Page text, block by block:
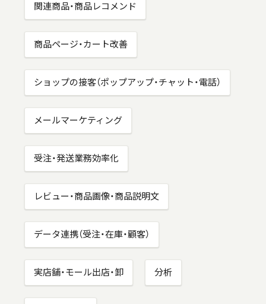
関連商品・商品レコメンド
商品ページ・カート改善
ショップの接客（ポップアップ・チャット・電話）
メールマーケティング
受注・発送業務効率化
レビュー・商品画像・商品説明文
データ連携（受注・在庫・顧客）
実店舗・モール出店・卸 分析